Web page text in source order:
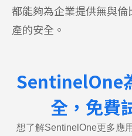
都能夠為企業提供無與
產的安全。
SentinelOne
全，免費
想了解SentinelOne更多應